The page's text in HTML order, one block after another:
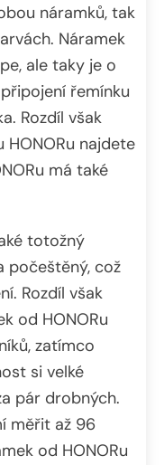
náramků, tak
Náramek
ale taky je o
řemínku
Rozdíl však
HONORu najdete
má také
totožný
počeštěný, což
Rozdíl však
od HONORu
zatímco
si velké
pár drobných.
měřit až 96
od HONORu